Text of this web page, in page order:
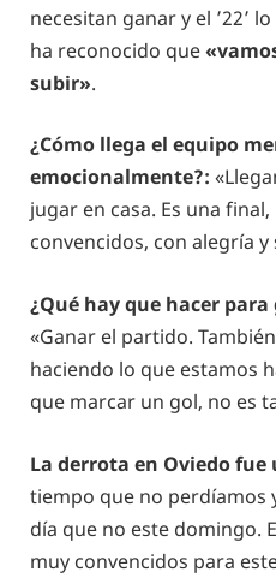
necesitan ganar y el ’22’
ha reconocido que
subir».
¿Cómo llega el equipo
emocionalmente?:
jugar en casa. Es una
convencidos, con alegría
¿Qué hay que hacer
«Ganar el partido.
haciendo lo que estamos
que marcar un gol, no es
La derrota en Oviedo fue
tiempo que no perdíamos
día que no este domingo.
muy convencidos para